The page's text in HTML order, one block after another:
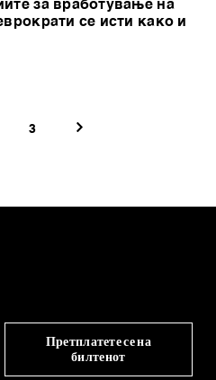
за вработување на
се исти како и
3
Претплатете се на
билтенот